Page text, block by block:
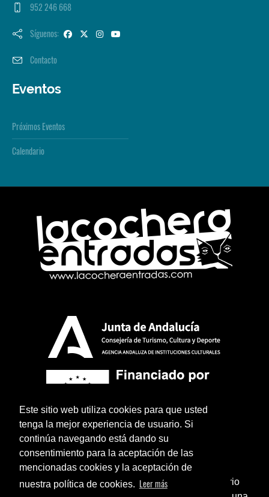
Este sitio web utiliza cookies para que usted
tenga la mejor experiencia de usuario. Si
continúa navegando está dando su
consentimiento para la aceptación de las
mencionadas cookies y la aceptación de
nuestra política de cookies. Leer más
¿Sabías que puedes añadir un icono en el escritorio
952 246 668
Síguenos:
Contacto
Eventos
Próximos Eventos
Calendario